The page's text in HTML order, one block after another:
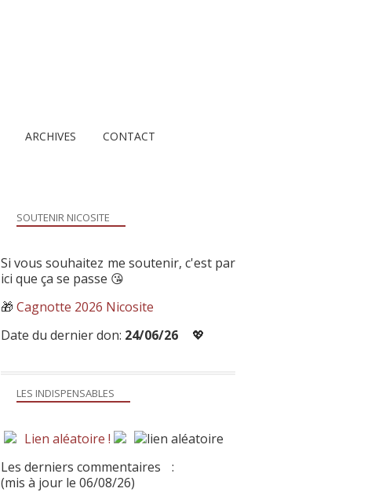
ARCHIVES CONTACT
LES INDISPENSABLES
Lien aléatoire !
Les derniers commentaires
:
(mis à jour le 06/08/26)
SOUTENIR NICOSITE
Si vous souhaitez me soutenir, c'est par
ici que ça se passe 😘
🎁 Cagnotte 2026 Nicosite
Date du dernier don: 24/06/26 💖